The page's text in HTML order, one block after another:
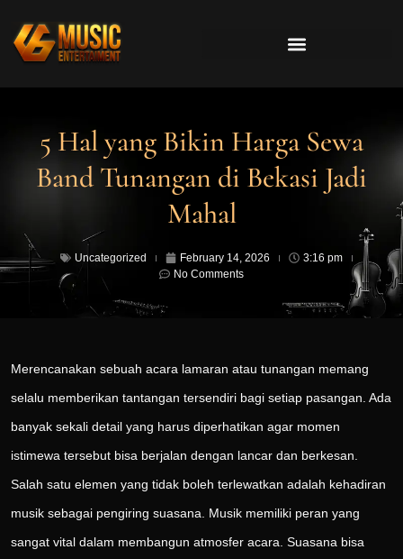
5 Hal yang Bikin Harga Sewa
Band Tunangan di Bekasi Jadi
Mahal
Uncategorized February 14, 2026
3:16 pm
No Comments
Merencanakan sebuah acara lamaran atau tunangan memang
selalu memberikan tantangan tersendiri bagi setiap pasangan. Ada
banyak sekali detail yang harus diperhatikan agar momen
istimewa tersebut bisa berjalan dengan lancar dan berkesan.
Salah satu elemen yang tidak boleh terlewatkan adalah kehadiran
musik sebagai pengiring suasana. Musik memiliki peran yang
sangat vital dalam membangun atmosfer acara. Suasana bisa